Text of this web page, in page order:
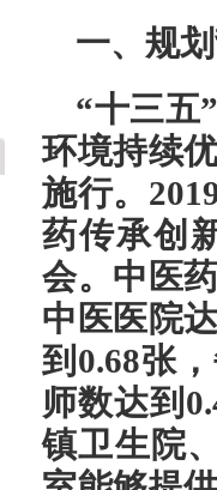
一、规
“十三五
环境持续
施行。
药传承创
会。中医
中医医院
到0.68张
师数达到
镇卫生院